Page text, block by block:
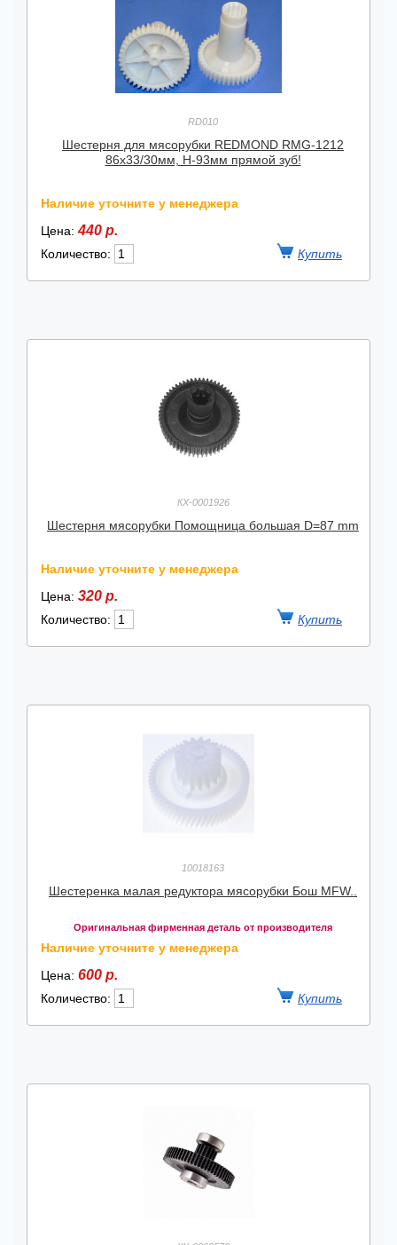
RD010
Шестерня для мясорубки REDMOND RMG-1212
86х33/30мм, H-93мм прямой зуб!
Наличие уточните у менеджера
Цена:440 р.
Количество:
КХ-0001926
Шестерня мясорубки Помощница большая D=87 mm
Наличие уточните у менеджера
Цена: 320 р.
Количество:
10018163
Шестеренка малая редуктора мясорубки Бош MFW..
Оригинальная фирменная деталь от производителя
Наличие уточните у менеджера
Цена: 600 р.
Количество: